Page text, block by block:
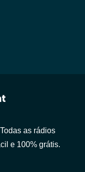
as rádios
e 100% grátis.